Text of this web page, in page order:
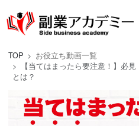
TOP
お役立ち動画一覧
【当てはまったら要注意！】必
とは？